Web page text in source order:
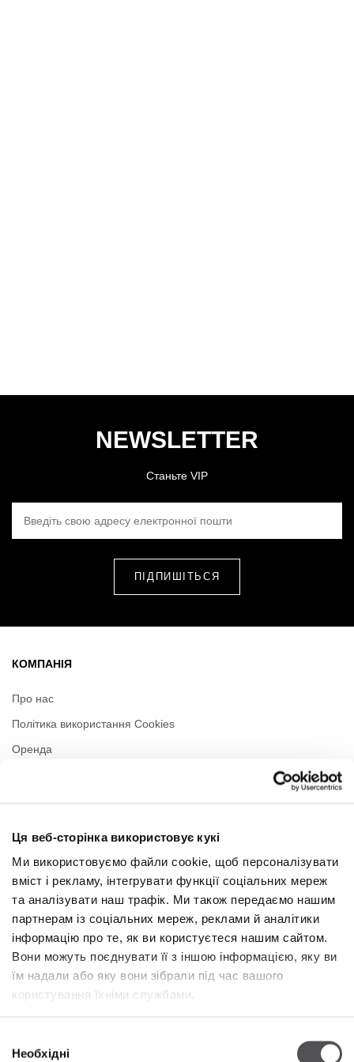
Ця веб-сторінка використовує кукі
Ми використовуємо файли cookie, щоб персоналізувати
вміст і рекламу, інтегрувати функції соціальних мереж
та аналізувати наш трафік. Ми також передаємо нашим
партнерам із соціальних мереж, реклами й аналітики
інформацію про те, як ви користуєтеся нашим сайтом.
Вони можуть поєднувати її з іншою інформацією, яку ви
їм надали або яку вони зібрали під час вашого
користування їхніми службами.
згодиНеобхідні
NEWSLETTER
Станьте VIP
КОМПАНІЯ
Про нас
Політика використання Cookies
Оренда
Понеділок
09:00 - 21:00
Вівторок
09:00 - 21:00
Середа
09:00 - 21:00
П'ятниця
09:00 - 21:00
Субота
09:00 - 21:00
У торгову неділю
Більше інформації